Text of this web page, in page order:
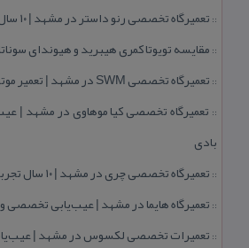
:: تعمیرگاه تخصصی رنو داستر در مشهد | ۱۰ سال تجربه و امداد خودرو
:: مقایسه تویوتا كمری هیبرید و هیوندای
:: تعمیرگاه تخصصی SWM در مشهد | تعمیر موتور، گیربكس و عیب‌یابی برق
:: تعمیرگاه تخصصی كیا موهاوی در مشهد |
بادی
:: تعمیرگاه تخصصی چری در مشهد | ۱۰ سال تجربه و امداد خودرو
:: تعمیرگاه هایما در مشهد | عیب‌یابی تخصصی
:: تعمیرات تخصصی لكسوس در مشهد |